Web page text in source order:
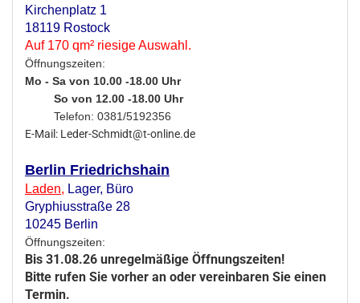
Kirchenplatz 1
18119 Rostock
Auf 170 qm² riesige Auswahl.
Öffnungszeiten:
Mo - Sa von 10.00 -18.00 Uhr
So von 12.00 -18.00 Uhr
Telefon: 0381/5192356
E-Mail: Leder-Schmidt@t-online.de
Berlin Friedrichshain
Laden, Lager, Büro
Gryphiusstraße 28
10245 Berlin
Öffnungszeiten:
Bis 31.08.26 unregelmäßige Öffnungszeiten!
Bitte rufen Sie vorher an oder vereinbaren Sie einen
Termin.